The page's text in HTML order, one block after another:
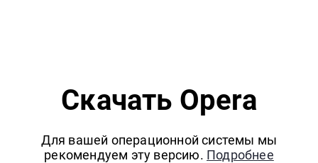
Скачать Opera
Для вашей операционной системы мы
рекомендуем эту версию. Подробнее